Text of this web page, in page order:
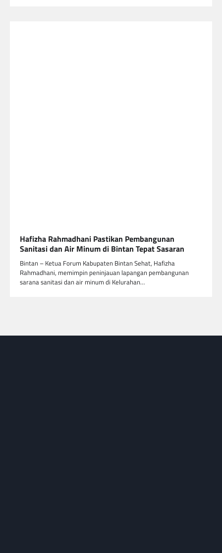
Hafizha Rahmadhani Pastikan Pembangunan
Sanitasi dan Air Minum di Bintan Tepat Sasaran
Bintan – Ketua Forum Kabupaten Bintan Sehat, Hafizha
Rahmadhani, memimpin peninjauan lapangan pembangunan
sarana sanitasi dan air minum di Kelurahan…